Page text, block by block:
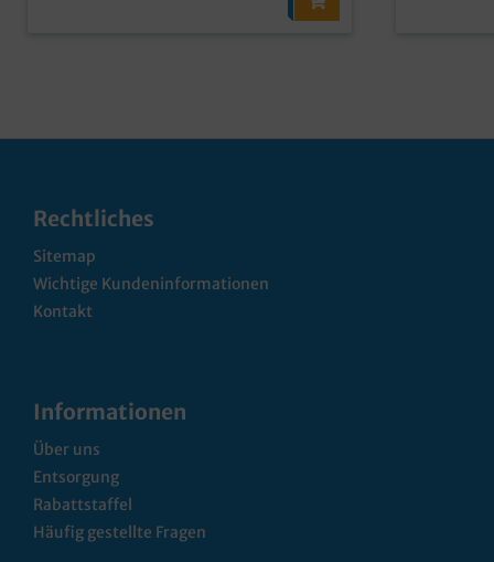
Rechtliches
Sitemap
Wichtige Kundeninformationen
Kontakt
Informationen
Über uns
Entsorgung
Rabattstaffel
Häufig gestellte Fragen